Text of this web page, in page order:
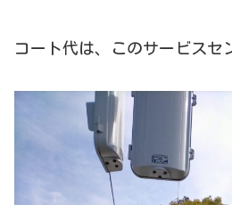
コート代は、このサービスセ